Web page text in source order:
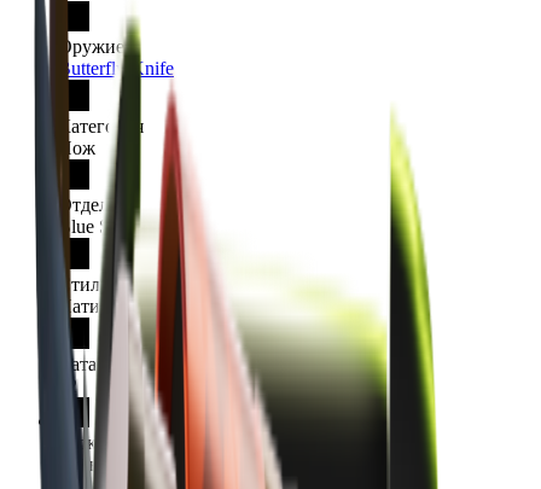
Оружие
Butterfly Knife
Категория
Нож
Отделка
Blue Steel
Стиль отделки
Патина
Каталог отделки
42
Редкость
Тайное